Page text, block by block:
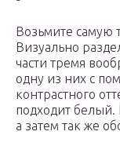
Возьмите самую
Визуально
части тремя
одну из них с
контрастного
подходит белый.
а затем так же